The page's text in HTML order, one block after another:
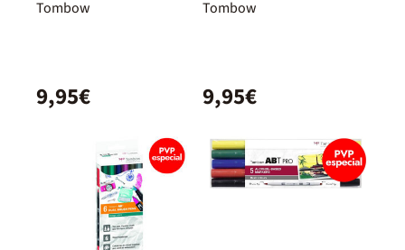
Tombow
9,95€
Tombow
9,95€